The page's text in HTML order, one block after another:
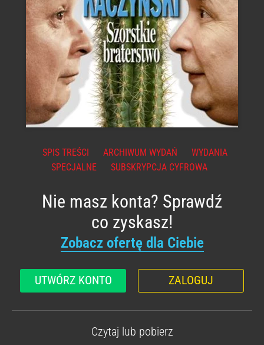
SPIS TREŚCI ARCHIWUM WYDAŃ
WYDANIA
SPECJALNE
SUBSKRYPCJA CYFROWA
Nie masz konta? Sprawdź
co zyskasz!
Zobacz ofertę dla Ciebie
UTWÓRZ KONTO ZALOGUJ
Czytaj lub pobierz